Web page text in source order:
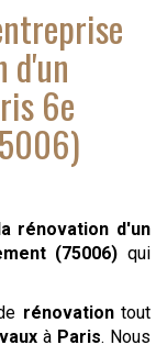
d'un
6e
rénovation d'un
(75006) qui
rénovationtout
à Paris. Nous